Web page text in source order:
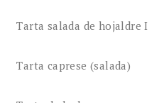
Tarta salada de hojaldre I
Tarta caprese (salada)